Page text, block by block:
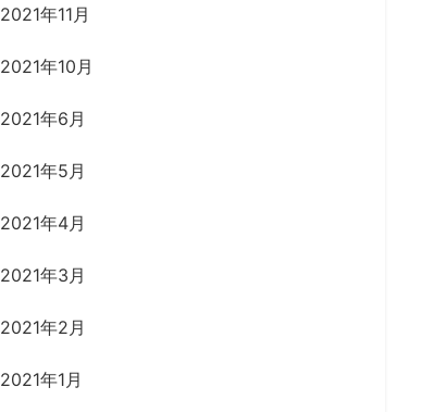
2021年11月
2021年10月
2021年6月
2021年5月
2021年4月
2021年3月
2021年2月
2021年1月